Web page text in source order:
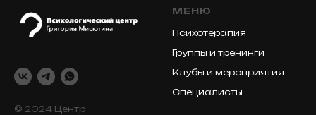
© 2024 Центр
МЕНЮ
Психотерапия
Группы и тренинги
Клубы и мероприятия
Специалисты